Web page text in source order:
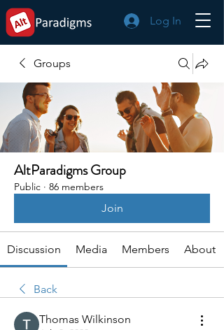
Log In
Groups
AltParadigms Group
Public · 86 members
Join
Discussion Media Members About
Back
Thomas Wilkinson